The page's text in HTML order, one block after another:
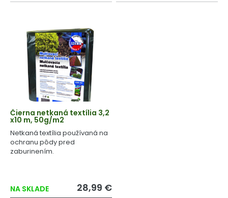
Čierna netkaná textília 3,2
x10 m, 50g/m2
Netkaná textília používaná na
ochranu pôdy pred
zaburinením.
NA SKLADE 28,99 €